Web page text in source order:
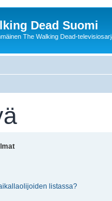
Dead Suomi
The Walking Dead-
listassa?